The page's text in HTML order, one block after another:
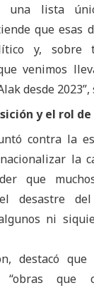
una lista
que esas
y, sobre
venimos
desde 2023”,
y el rol
contra la
la
que
desastre del
ni
destacó
que